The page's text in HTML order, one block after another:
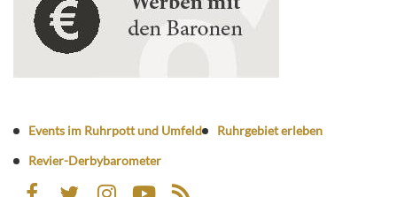
Events im Ruhrpott und Umfeld
Ruhrgebiet erleben
Revier-Derbybarometer